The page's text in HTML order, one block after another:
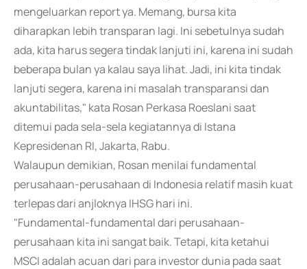
mengeluarkan report ya. Memang, bursa kita
diharapkan lebih transparan lagi. Ini sebetulnya sudah
ada, kita harus segera tindak lanjuti ini, karena ini sudah
beberapa bulan ya kalau saya lihat. Jadi, ini kita tindak
lanjuti segera, karena ini masalah transparansi dan
akuntabilitas," kata Rosan Perkasa Roeslani saat
ditemui pada sela-sela kegiatannya di Istana
Kepresidenan RI, Jakarta, Rabu.
Walaupun demikian, Rosan menilai fundamental
perusahaan-perusahaan di Indonesia relatif masih kuat
terlepas dari anjloknya IHSG hari ini.
"Fundamental-fundamental dari perusahaan-
perusahaan kita ini sangat baik. Tetapi, kita ketahui
MSCI adalah acuan dari para investor dunia pada saat